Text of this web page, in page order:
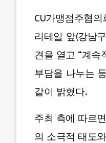
CU가맹점주협
리테일 앞(강남
견을 열고 “계
부담을 나누는
같이 밝혔다.
주최 측에 따르
의 소극적 태도